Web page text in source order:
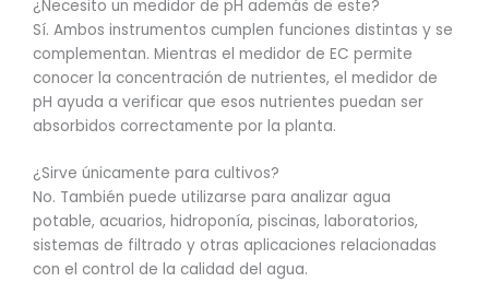
¿Necesito un medidor de pH además de este?
Sí. Ambos instrumentos cumplen funciones distintas y se
complementan. Mientras el medidor de EC permite
conocer la concentración de nutrientes, el medidor de
pH ayuda a verificar que esos nutrientes puedan ser
absorbidos correctamente por la planta.
¿Sirve únicamente para cultivos?
No. También puede utilizarse para analizar agua
potable, acuarios, hidroponía, piscinas, laboratorios,
sistemas de filtrado y otras aplicaciones relacionadas
con el control de la calidad del agua.